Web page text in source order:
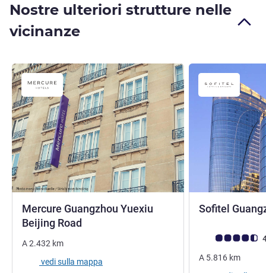
Nostre ulteriori strutture nelle
vicinanze
Mercure Guangzhou Yuexiu
Beijing Road
A2.432 km
vedi sulla mappa
Sofitel
Giudizio clienti
A 5.816 km